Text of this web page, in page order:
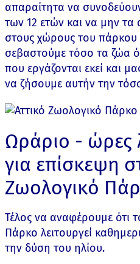
απαραίτητα να
των 12 ετών και να μην τα
στους χώρους του πάρκου
σεβαστούμε τόσο τα ζώα
που εργάζονται εκεί και
να ζήσουμε αυτήν την
Ωράριο - ώρες
για επίσκεψη
Ζωολογικό
Τέλος να αναφέρουμε ότι
Πάρκο λειτουργεί
την δύση του ηλίου.